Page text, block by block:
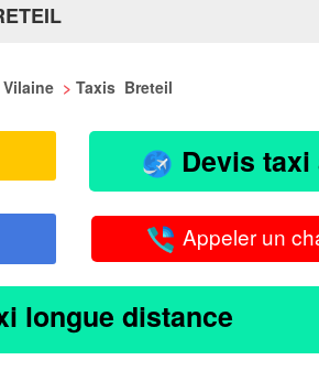
> Taxis Breteil
Devis
Appeler un
longue distance